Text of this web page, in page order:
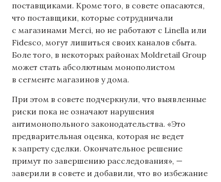
поставщиками. Кроме того, в совете опасаются,
что поставщики, которые сотрудничали
с магазинами Merci, но не работают с Linella или
Fidesco, могут лишиться своих каналов сбыта.
Боле того, в некоторых районах Moldretail Group
может стать абсолютным монополистом
в сегменте магазинов у дома.
При этом в совете подчеркнули, что выявленные
риски пока не означают нарушения
антимонопольного законодательства. «Это
предварительная оценка, которая не ведет
к запрету сделки. Окончательное решение
примут по завершению расследования», —
заверили в совете и добавили, что во избежание